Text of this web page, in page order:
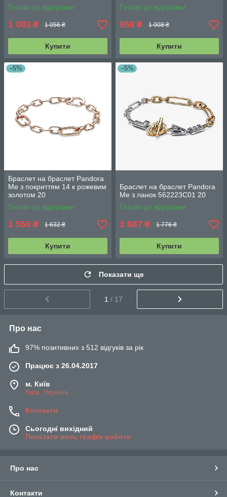
Готово до відправки
1 003 ₴ 1 056 ₴
Купити
Готово до відправки
958 ₴ 1 008 ₴
Купити
–5%
Браслет на браслет Pandora
Me з покриттям 14 к рожевим
золотом 20
Готово до відправки
1 550 ₴ 1 632 ₴
Купити
–5%
Браслет на браслет Pandora
Me з ланок 562223C01 20
Готово до відправки
1 687 ₴ 1 776 ₴
Купити
Показати ще
1 / 17
Про нас
97% позитивних з 512 відгуків за рік
Працює з 26.04.2017
м. Київ
Київ, Україна
Контакти
Сьогодні вихідний
Показати весь графік роботи
Про нас
Контакти